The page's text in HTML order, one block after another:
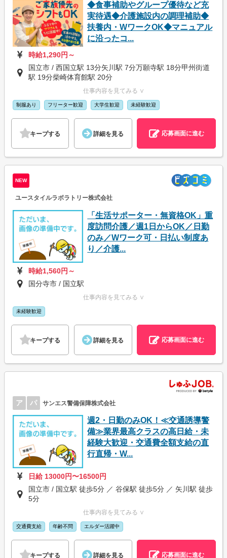
◆食事補助やグループ優待など充
実待遇◆介護施設内の調理補助◆
扶養内・WワークOK◆マニュアル
に沿ったコ...
時給1,290円～
国立市 / 西国立駅 13分矢川駅 7分万願寺駅 18分甲州街道
駅 19分柴崎体育館駅 20分
仕事内容を見てみる ∨
制服あり フリーター歓迎 大学生歓迎 未経験歓迎
キープする 詳細を見る 応募画面に進む
NEW
ユースタイルラボラトリー株式会社
「生活サポーター・無資格OK」重
度訪問介護／週1日からOK／日勤
のみ／Wワーク可・日払い制度あ
り／介護...
時給1,560円～
国分寺市 / 国立駅
仕事内容を見てみる ∨
未経験歓迎
キープする 詳細を見る 応募画面に進む
ア パ サンエス警備保障株式会社
週2・日勤のみOK！≪交通誘導警
備≫業界最高クラスの高日給・未
経験大歓迎・交通費全額支給の直
行直帰・W...
日給 13000円〜16500円
国立市 / 国立駅 徒歩5分 ／ 谷保駅 徒歩5分 ／ 矢川駅 徒歩
5分
仕事内容を見てみる ∨
交通費支給 年齢不問 エルダー活躍中
キープする 詳細を見る 応募画面に進む